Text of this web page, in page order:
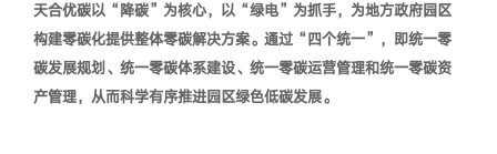
天合优碳以“降碳”为核心，以“绿电”为抓手，为地方政府园区
构建零碳化提供整体零碳解决方案。通过“四个统一”，即统一零
碳发展规划、统一零碳体系建设、统一零碳运营管理和统一零碳资
产管理，从而科学有序推进园区绿色低碳发展。